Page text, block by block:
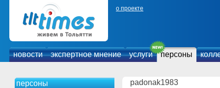
о проекте
новости экспертное мнение услуги персоны
персоны padonak1983